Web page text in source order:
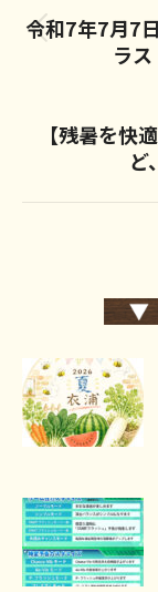
navigation
令和7年7月7
ラ
【残暑を快
ど